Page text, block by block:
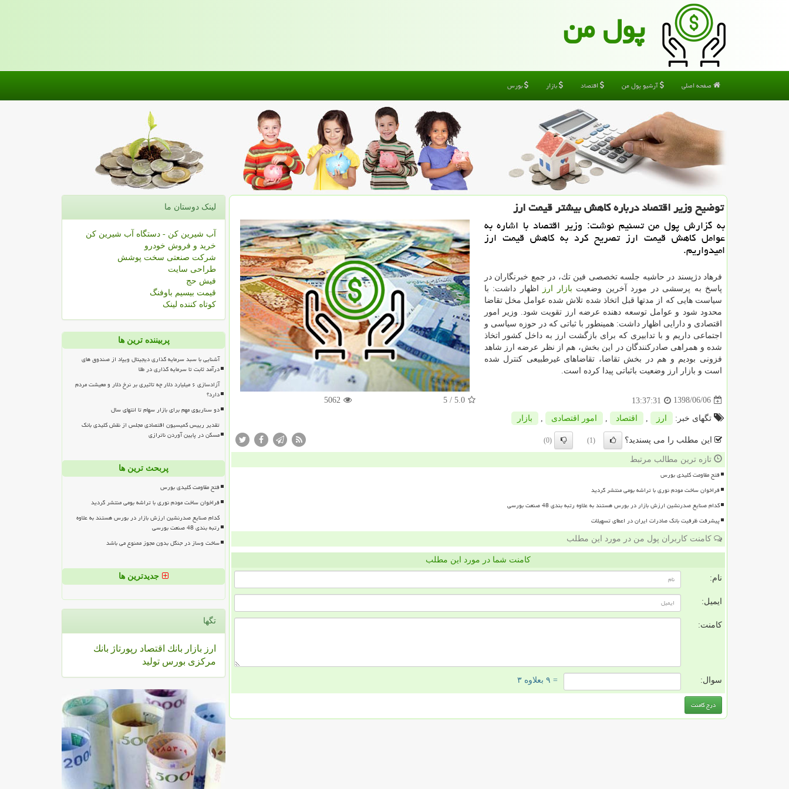
پول من
صفحه اصلی آرشیو پول من اقتصاد بازار بورس
توضیح وزیر اقتصاد درباره كاهش بیشتر قیمت ارز
به گزارش پول من تسنیم نوشت: وزیر اقتصاد با اشاره به
عوامل كاهش قیمت ارز تصریح كرد به كاهش قیمت ارز
امیدواریم.
فرهاد دژپسند در حاشیه جلسه تخصصی فین تك، در جمع خبرنگاران در
پاسخ به پرسشی در مورد آخرین وضعیت بازار ارز
اظهار داشت: با
سیاست هایی كه از مدتها قبل اتخاذ شده تلاش شده عوامل مخل تقاضا
محدود شود و عوامل توسعه دهنده عرضه ارز تقویت شود. وزیر امور
اقتصادی و دارایی اظهار داشت: همینطور با ثباتی كه در حوزه سیاسی و
اجتماعی داریم و با تدابیری كه برای بازگشت ارز به داخل كشور اتخاذ
شده و همراهی صادركنندگان در این بخش، هم از نظر عرضه ارز شاهد
فزونی بودیم و هم در بخش تقاضا، تقاضاهای غیرطبیعی كنترل شده
است و بازار ارز وضعیت باثباتی پیدا كرده است.
1398/06/06
13:37:31
5.0
/ 5
5062
تگهای خبر: ارز اقتصاد امور اقتصادی بازار
این مطلب را می پسندید؟ (1)
(0)
تازه ترین مطالب مرتبط
فتح مقاومت کلیدی بورس
فراخوان ساخت مودم نوری با تراشه بومی منتشر گردید
کدام صنایع صدرنشین ارزش بازار در بورس هستند به علاوه رتبه بندی 48 صنعت بورسی
پیشرفت ظرفیت بانک صادرات ایران در اعطای تسهیلات
کامنت کاربران پول من در مورد این مطلب
کامنت شما در مورد این مطلب
نام:
ایمیل:
کامنت:
سوال: = ۹ بعلاوه ۳
لینک دوستان ما
آب شیرین کن - دستگاه آب شیرین کن
خرید و فروش خودرو
شرکت صنعتی سخت پوشش
طراحی سایت
فیش حج
قیمت بیسیم باوفنگ
کوتاه کننده لینک
پربیننده ترین ها
آشنایی با سبد سرمایه گذاری دیجیتال ویپاد از صندوق های
درآمد ثابت تا سرمایه گذاری در طلا
آزادسازی ۶ میلیارد دلار چه تاثیری بر نرخ دلار و معیشت مردم
دارد؟
دو سناریوی مهم برای بازار سهام تا انتهای سال
تقدیر رییس کمیسیون اقتصادی مجلس از نقش کلیدی بانک
مسکن در پایین آوردن ناترازی
پربحث ترین ها
فتح مقاومت کلیدی بورس
فراخوان ساخت مودم نوری با تراشه بومی منتشر گردید
کدام صنایع صدرنشین ارزش بازار در بورس هستند به علاوه
رتبه بندی 48 صنعت بورسی
ساخت وساز در جنگل بدون مجوز ممنوع می باشد
جدیدترین ها
تگها
ارز بازار بانك اقتصاد رپورتاژ بانك
مركزی بورس تولید